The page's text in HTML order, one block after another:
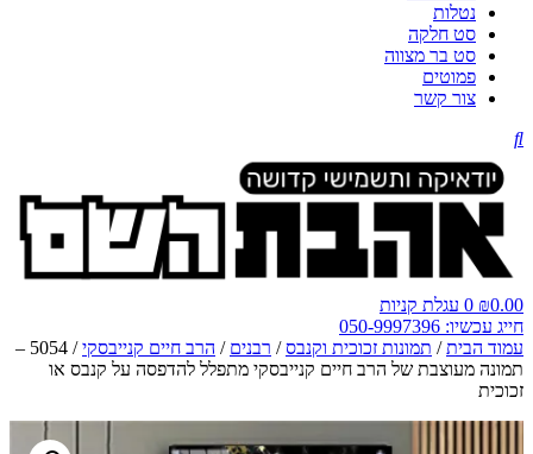
נטלות
סט חלקה
סט בר מצווה
פמוטים
צור קשר
₪0.00
0 עגלת קניות
חייג עכשיו: 050-9997396
עמוד הבית/ תמונות זכוכית וקנבס/ רבנים / הרב חיים קנייבסקי
/ 5054 –
תמונה מעוצבת של הרב חיים קנייבסקי מתפלל להדפסה על קנבס או
זכוכית